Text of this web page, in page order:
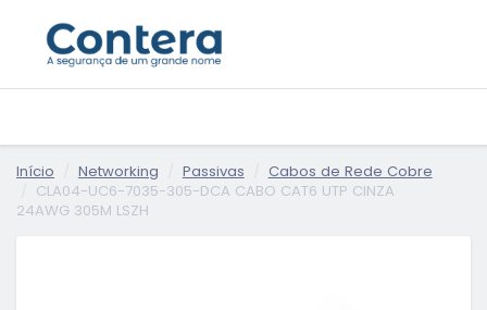
Início Networking Passivas
Cabos de Rede Cobre
CLA04-UC6-7035-305-DCA CABO CAT6 UTP CINZA
24AWG 305M LSZH